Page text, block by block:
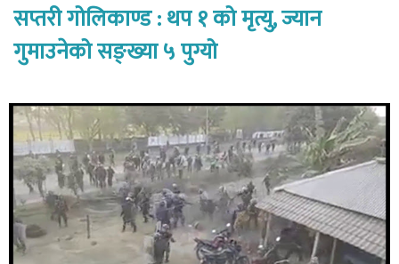
सप्तरी गोलिकाण्ड : थप १ को मृत्यु, ज्यान
गुमाउनेको सङ्ख्या ५ पुग्यो